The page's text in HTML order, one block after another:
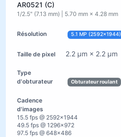
AR0521 (C)
1/2.5" (7.13 mm) | 5.70 mm × 4.28 mm
5.1 MP (2592×1944)
2.2 µm × 2.2 µm
Obturateur roulant
15.5 fps @ 2592×1944
49.5 fps @ 1296×972
97.5 fps @ 648×486